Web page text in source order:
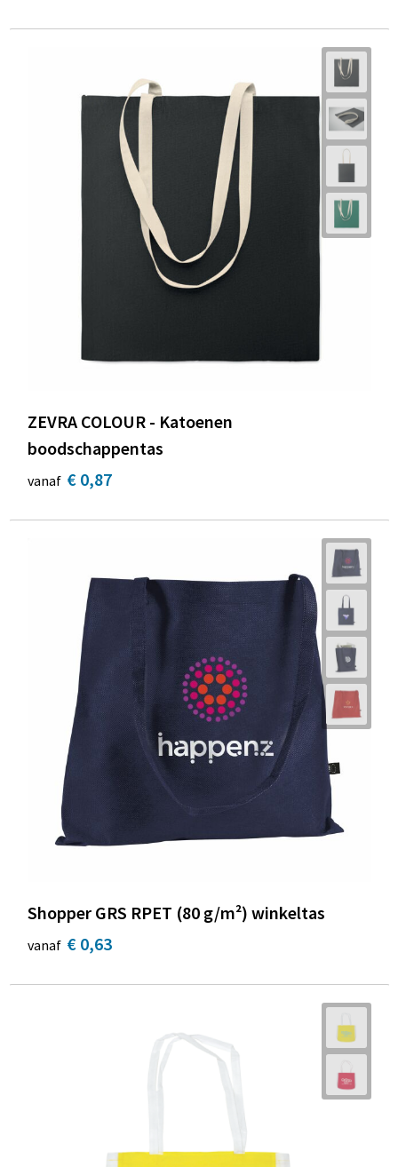
ZEVRA COLOUR - Katoenen
boodschappentas
vanaf € 0,87
Shopper GRS RPET (80 g/m²) winkeltas
vanaf € 0,63